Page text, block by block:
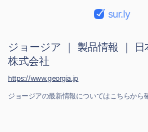
sur.ly
ジョージア ｜ 製品情報 ｜
株式会社
ジョージアの最新情報についてはこちらから
https://www.georgia.jp